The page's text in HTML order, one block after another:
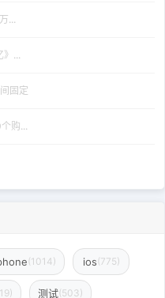
...
》...
固定
购...
(1014) ios(775)
测试(503)